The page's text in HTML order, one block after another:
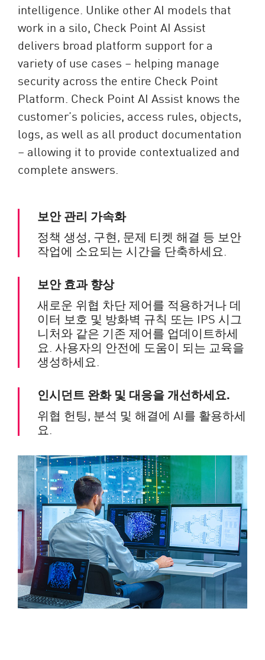
intelligence. Unlike other AI models that
work in a silo, Check Point AI Assist
delivers broad platform support for a
variety of use cases – helping manage
security across the entire Check Point
Platform. Check Point AI Assist knows the
customer’s policies, access rules, objects,
logs, as well as all product documentation
– allowing it to provide contextualized and
complete answers.​
보안 관리 가속화
정책 생성, 구현, 문제 티켓 해결 등 보안
작업에 소요되는 시간을 단축하세요.
보안 효과 향상
새로운 위협 차단 제어를 적용하거나 데
이터 보호 및 방화벽 규칙 또는 IPS 시그
니처와 같은 기존 제어를 업데이트하세
요. 사용자의 안전에 도움이 되는 교육을
생성하세요.
인시던트 완화 및 대응을 개선하세요.
위협 헌팅, 분석 및 해결에 AI를 활용하세
요.